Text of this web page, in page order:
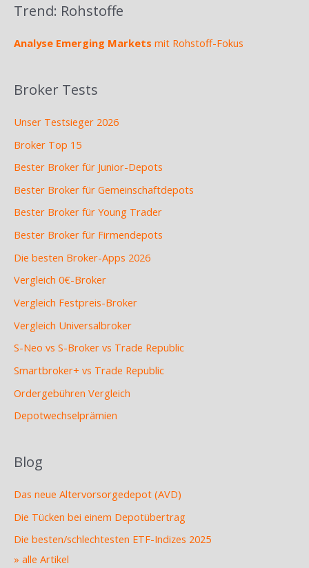
Trend: Rohstoffe
Analyse Emerging Markets mit Rohstoff-Fokus
Broker Tests
Unser Testsieger 2026
Broker Top 15
Bester Broker für Junior-Depots
Bester Broker für Gemeinschaftdepots
Bester Broker für Young Trader
Bester Broker für Firmendepots
Die besten Broker-Apps 2026
Vergleich 0€-Broker
Vergleich Festpreis-Broker
Vergleich Universalbroker
S-Neo vs S-Broker vs Trade Republic
Smartbroker+ vs Trade Republic
Ordergebühren Vergleich
Depotwechselprämien
Blog
Das neue Altervorsorgedepot (AVD)
Die Tücken bei einem Depotübertrag
Die besten/schlechtesten ETF-Indizes 2025
» alle Artikel